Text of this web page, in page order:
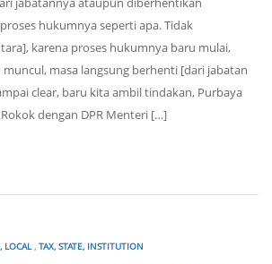
hukumnya seperti apa. Tidak
karena proses hukumnya baru mulai,
masa langsung berhenti [dari jabatan
clear, baru kita ambil tindakan, Purbaya
Rokok dengan DPR Menteri […]
LOCAL,TAX, STATE, INSTITUTION